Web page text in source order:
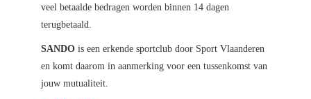
veel betaalde bedragen worden binnen 14 dagen
terugbetaald.
SANDO is een erkende sportclub door Sport Vlaanderen
en komt daarom in aanmerking voor een tussenkomst van
jouw mutualiteit.